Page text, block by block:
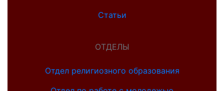
Статьи
ОТДЕЛЫ
Отдел религиозного образования